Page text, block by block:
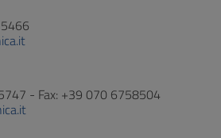
- Fax: +39 070 6758504